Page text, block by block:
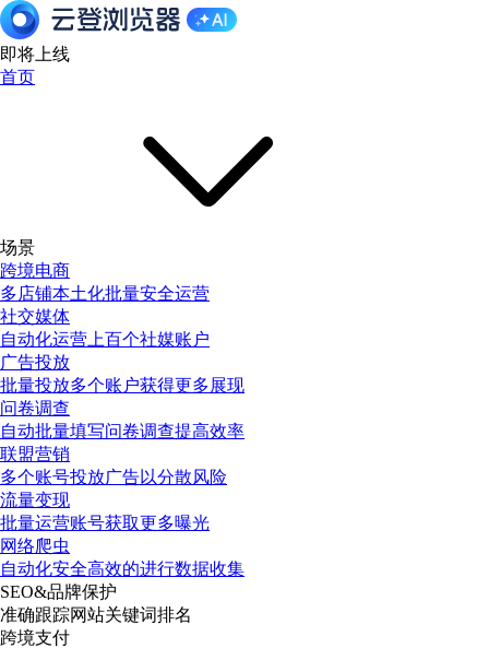
即将上线
首页
场景
跨境电商
多店铺本土化批量安全运营
社交媒体
自动化运营上百个社媒账户
广告投放
批量投放多个账户获得更多展现
问卷调查
自动批量填写问卷调查提高效率
联盟营销
多个账号投放广告以分散风险
流量变现
批量运营账号获取更多曝光
网络爬虫
自动化安全高效的进行数据收集
SEO&品牌保护
准确跟踪网站关键词排名
跨境支付